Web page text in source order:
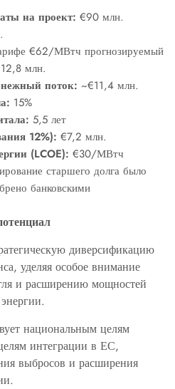
на проект: €90 млн.
€62/МВтч прогнозируемый
млн.
поток: ~€11,4 млн.
15%
5,5 лет
12%): €7,2 млн.
(LCOE): €30/МВтч
старшего долга было
банковскими
диверсификацию
уделяя особое внимание
и расширению мощностей
национальным целям
интеграции в ЕС,
выбросов и расширения